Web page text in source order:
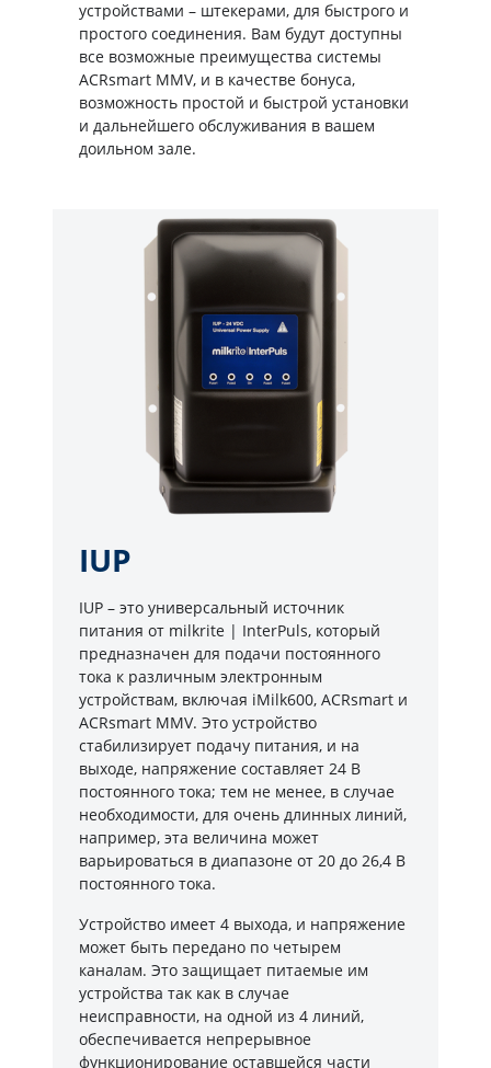
устройствами – штекерами, для быстрого и
простого соединения. Вам будут доступны
все возможные преимущества системы
ACRsmart MMV, и в качестве бонуса,
возможность простой и быстрой установки
и дальнейшего обслуживания в вашем
доильном зале.
IUP
IUP – это универсальный источник
питания от milkrite | InterPuls, который
предназначен для подачи постоянного
тока к различным электронным
устройствам, включая iMilk600, ACRsmart и
ACRsmart MMV. Это устройство
стабилизирует подачу питания, и на
выходе, напряжение составляет 24 В
постоянного тока; тем не менее, в случае
необходимости, для очень длинных линий,
например, эта величина может
варьироваться в диапазоне от 20 до 26,4 В
постоянного тока.
Устройство имеет 4 выхода, и напряжение
может быть передано по четырем
каналам. Это защищает питаемые им
устройства так как в случае
неисправности, на одной из 4 линий,
обеспечивается непрерывное
функционирование оставшейся части